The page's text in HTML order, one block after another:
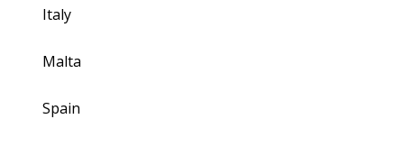
Italy
Malta
Spain